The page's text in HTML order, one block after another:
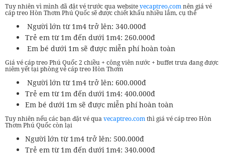
Tuy nhiên vì mình đã đặt vé trước qua websitevecaptreo.comnên giá vé
cáp treo Hòn Thơm Phú Quốc sẽ được chiết khấu nhiều lắm, cụ thể
Người lớn từ 1m4 trở lên: 340.000đ
Trẻ em từ 1m đến dưới 1m4: 260.000đ
Em bé dưới 1m sẽ được miễn phí hoàn toàn
Giá vé cáp treo Phú Quốc 2 chiều + công viên nước + buffet trưa đang được
niêm yết tại phòng vé cáp treo Hòn Thơm
Người lớn từ 1m4 trở lên: 600.000đ
Trẻ em từ 1m đến dưới 1m4: 400.000đ
Em bé dưới 1m sẽ được miễn phí hoàn toàn
Tuy nhiên nếu các bạn đặt vé quavecaptreo.comthì giá vé cáp treo Hòn
Thơm Phú Quốc còn lại
Người lớn từ 1m4 trở lên: 500.000đ
Trẻ em từ 1m đến dưới 1m4: 340.000đ